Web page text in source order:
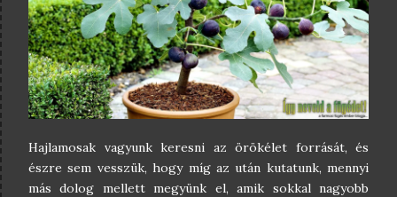
Hajlamosak vagyunk keresni az örökélet forrását, és
észre sem vesszük, hogy míg az után kutatunk, mennyi
más dolog mellett megyünk el, amik sokkal nagyobb